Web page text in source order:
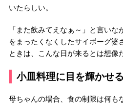
いたらしい。
「また飲みてえなぁ～」と言い
をまったくなくしたサイボーグ婆
ときは、こんな日が来るとは想像
小皿料理に目を輝かせる
母ちゃんの場合、食の制限は何も